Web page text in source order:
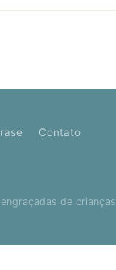
Contato
de crianças